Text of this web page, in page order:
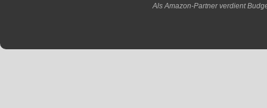
Als Amazon-Partner verdient